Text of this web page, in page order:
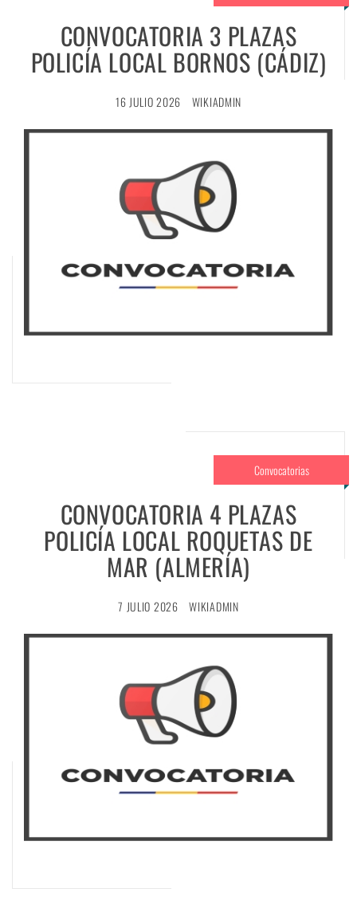
CONVOCATORIA 3 PLAZAS
POLICÍA LOCAL BORNOS (CÁDIZ)
16 JULIO 2026 WIKIADMIN
Convocatorias
CONVOCATORIA 4 PLAZAS
POLICÍA LOCAL ROQUETAS DE
MAR (ALMERÍA)
7 JULIO 2026 WIKIADMIN